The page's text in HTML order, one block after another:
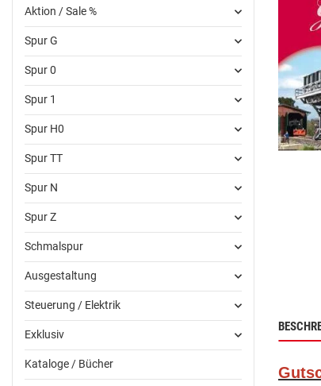
Aktion / Sale %
Spur G
Spur 0
Spur 1
Spur H0
Spur TT
Spur N
Spur Z
Schmalspur
Ausgestaltung
Steuerung / Elektrik
Exklusiv
Kataloge / Bücher